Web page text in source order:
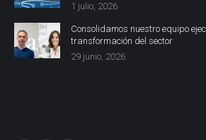
1 julio, 2026
Consolidamos nuestro equipo
transformación del sector
29 junio, 2026